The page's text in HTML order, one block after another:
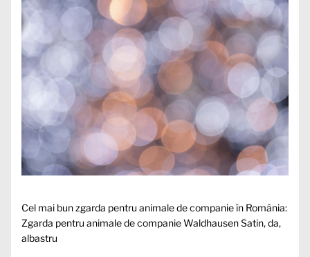
Cel mai bun zgarda pentru animale de companie în România:
Zgarda pentru animale de companie Waldhausen Satin, da,
albastru